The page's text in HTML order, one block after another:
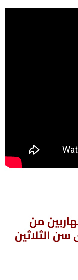
من
الثلاثين